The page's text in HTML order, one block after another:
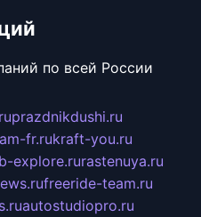
по всей России
prazdnikdushi.ru
fr.rukraft-you.ru
explore.rurastenuya.ru
freeride-team.ru
autostudiopro.ru